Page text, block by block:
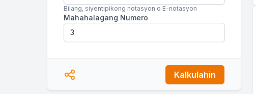
Bilang, siyentipikong notasyon o E-notasyon
Mahahalagang Numero
Kalkulahin